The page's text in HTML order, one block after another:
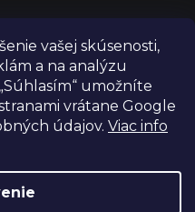
vašej skúsenosti,
a na analýzu
umožníte
vrátane Google
údajov. Viac info
. Všetky práva vyhradené.
cookies